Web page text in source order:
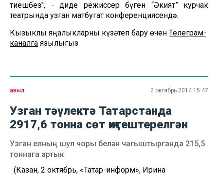
тиешбез", - диде режиссер бүген “Әкият” курчак
театрында узган матбугат конференциясендә.
Кызыклы яңалыкларны күзәтеп бару өчен Телеграм-
каналга язылыгыз
авыл 2 октябрь 2014 15:47
Узган тәүлектә Татарстанда
2917,6 тонна сөт җитештерелгән
Узган елның шул чоры белән чагыштырганда 215,5
тоннага артык
(Казан, 2 октябрь, «Татар-информ», Ирина